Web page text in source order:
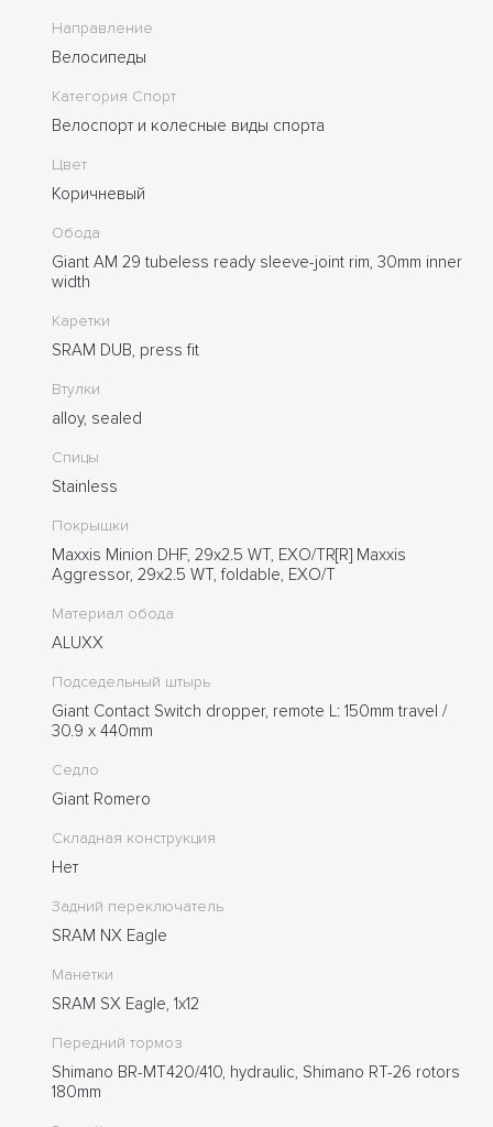
Направление
Велосипеды
Категория Спорт
Велоспорт и колесные виды спорта
Цвет
Коричневый
Обода
Giant AM 29 tubeless ready sleeve-joint rim, 30mm inner
width
Каретки
SRAM DUB, press fit
Втулки
alloy, sealed
Спицы
Stainless
Покрышки
Maxxis Minion DHF, 29x2.5 WT, EXO/TR[R] Maxxis
Aggressor, 29x2.5 WT, foldable, EXO/T
Материал обода
ALUXX
Подседельный штырь
Giant Contact Switch dropper, remote L: 150mm travel /
30.9 x 440mm
Седло
Giant Romero
Складная конструкция
Нет
Задний переключатель
SRAM NX Eagle
Манетки
SRAM SX Eagle, 1x12
Передний тормоз
Shimano BR-MT420/410, hydraulic, Shimano RT-26 rotors
180mm